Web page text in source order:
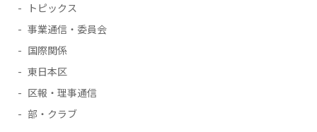
トピックス
事業通信・委員会
国際関係
東日本区
区報・理事通信
部・クラブ